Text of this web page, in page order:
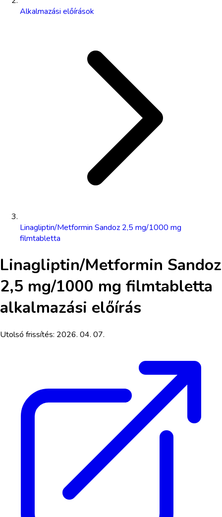
Alkalmazási előírások
Linagliptin/Metformin Sandoz 2,5 mg/1000 mg
filmtabletta
Linagliptin/Metformin Sandoz
2,5 mg/1000 mg filmtabletta
alkalmazási előírás
Utolsó frissítés: 2026. 04. 07.